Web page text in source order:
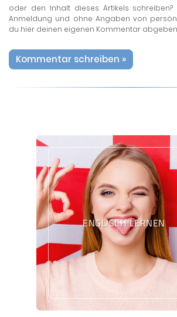
oder den Inhalt dieses Artikels
Anmeldung und ohne Angaben von
du hier deinen eigenen Kommentar
Kommentar schreiben »
ENGLISCH LERNEN